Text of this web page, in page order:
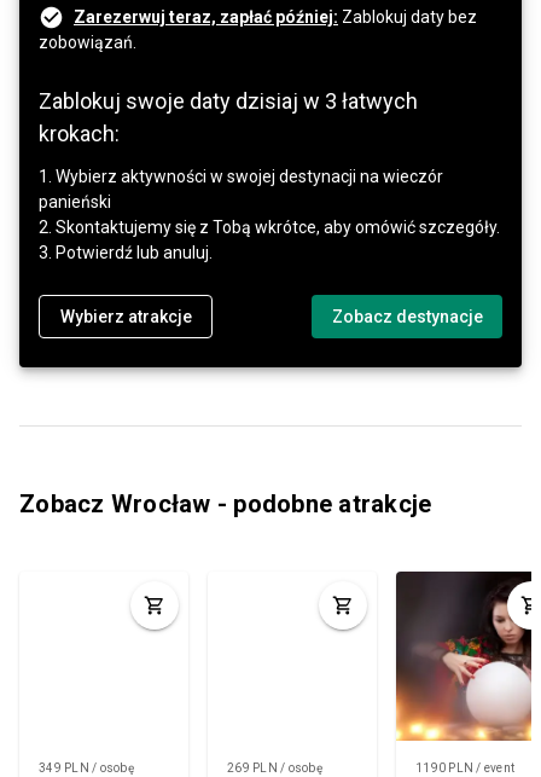
Zarezerwuj teraz, zapłać później: Zablokuj daty bez
zobowiązań.
Zablokuj swoje daty dzisiaj w 3 łatwych
krokach:
1. Wybierz aktywności w swojej destynacji na wieczór
panieński
2. Skontaktujemy się z Tobą wkrótce, aby omówić szczegóły.
3. Potwierdź lub anuluj.
Wybierz atrakcje Zobacz destynacje
Zobacz Wrocław - podobne atrakcje
349 PLN / osobę 269 PLN / osobę 1190 PLN / event